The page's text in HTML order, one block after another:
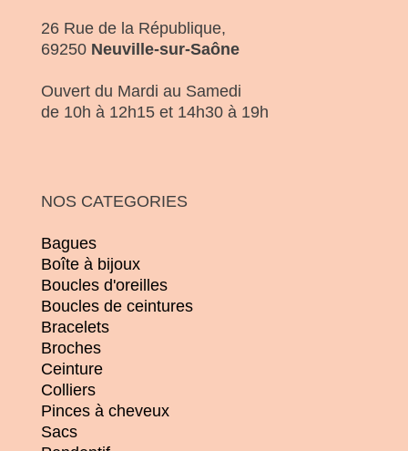
26 Rue de la République,
69250 Neuville-sur-Saône
Ouvert du Mardi au Samedi
de 10h à 12h15 et 14h30 à 19h
NOS CATEGORIES
Bagues
Boîte à bijoux
Boucles d'oreilles
Boucles de ceintures
Bracelets
Broches
Ceinture
Colliers
Pinces à cheveux
Sacs